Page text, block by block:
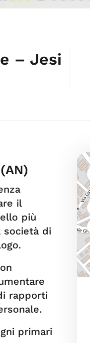
– Jesi
il
più
società di
rapporti
primari